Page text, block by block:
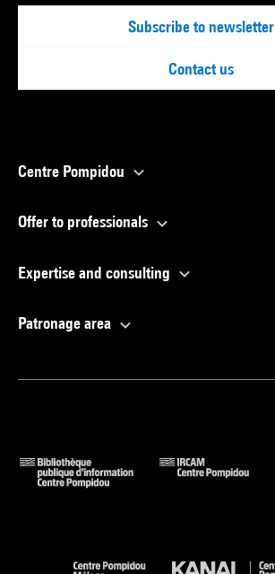
Subscribe to newsletter
Contact us
Centre Pompidou
Offer to professionals
Expertise and consulting
Patronage area